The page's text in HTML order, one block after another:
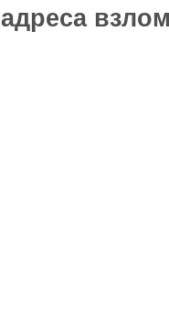
адреса